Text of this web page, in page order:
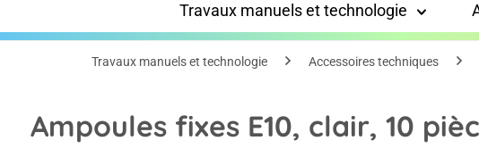
Travaux manuels et technologie
Travaux manuels et technologie Accessoires techniques
Ampoules fixes E10, clair, 10